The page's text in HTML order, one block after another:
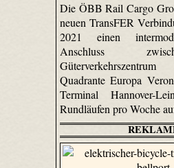
Die ÖBB Rail Cargo
neuen TransFER
2021 einen
Anschluss
Quadrante Europa
Terminal Hannover-
Rundläufen pro Woche